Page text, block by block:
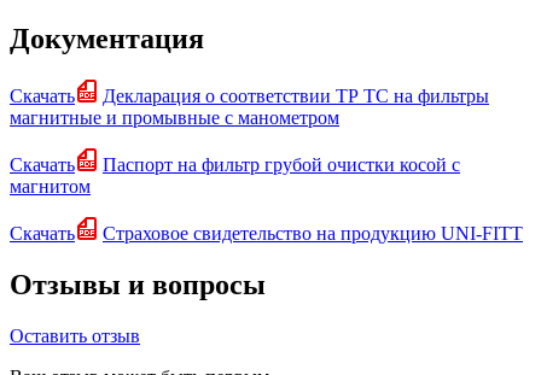
Документация
Скачать
Декларация о соответствии ТР ТС на фильтры
магнитные и промывные с манометром
Скачать
Паспорт на фильтр грубой очистки косой с
магнитом
Скачать Страховое свидетельство на продукцию UNI-FITT
Отзывы и вопросы
Оставить отзыв